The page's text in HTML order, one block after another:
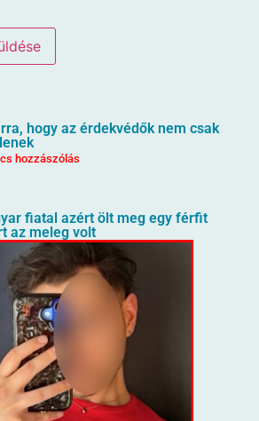
hogy az érdekvédők nem csak
hozzászólás
fiatal azért ölt meg egy férfit
az meleg volt